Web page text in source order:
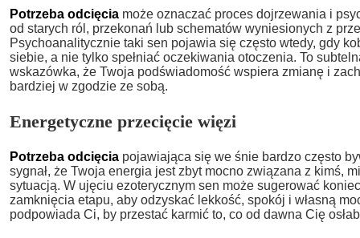
Potrzeba odcięcia może oznaczać proces dojrzewania i
od starych ról, przekonań lub schematów wyniesionych z
Psychoanalitycznie taki sen pojawia się często wtedy, gdy
siebie, a nie tylko spełniać oczekiwania otoczenia. To
wskazówka, że Twoja podświadomość wspiera zmianę i
bardziej w zgodzie ze sobą.
Energetyczne przecięcie więzi
Potrzeba odcięcia pojawiająca się we śnie bardzo często
sygnał, że Twoja energia jest zbyt mocno związana z kimś,
sytuacją. W ujęciu ezoterycznym sen może sugerować
zamknięcia etapu, aby odzyskać lekkość, spokój i własną
podpowiada Ci, by przestać karmić to, co od dawna Cię